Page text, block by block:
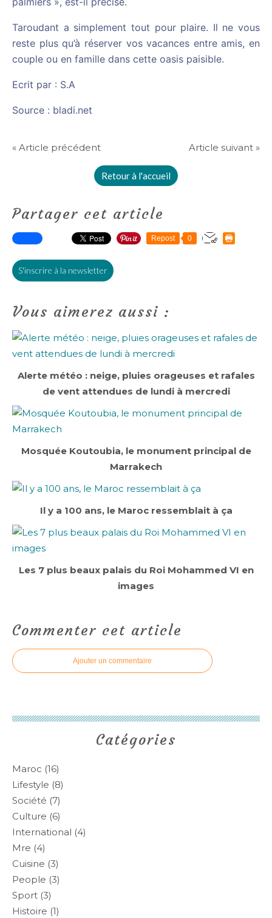
Taroudant a simplement tout pour plaire. Il ne vous
reste plus qu’à réserver vos vacances entre amis, en
couple ou en famille dans cette oasis paisible.
Ecrit par : S.A
Source : bladi.net
« Article précédent Article suivant »
Retour à l'accueil
Partager cet article
Repost 0
S'inscrire à la newsletter
Vous aimerez aussi :
Alerte météo : neige, pluies orageuses et rafales
de vent attendues de lundi à mercredi
Mosquée Koutoubia, le monument principal de
Marrakech
Il y a 100 ans, le Maroc ressemblait à ça
Les 7 plus beaux palais du Roi Mohammed VI en
images
Commenter cet article
Ajouter un commentaire
Catégories
Maroc (16)
Lifestyle (8)
Société (7)
Culture (6)
International (4)
Mre (4)
Cuisine (3)
People (3)
Sport (3)
Histoire (1)